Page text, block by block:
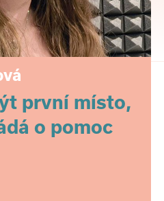
první místo,
o pomoc